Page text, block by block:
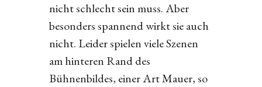
nicht schlecht sein muss. Aber
besonders spannend wirkt sie auch
nicht. Leider spielen viele Szenen
am hinteren Rand des
Bühnenbildes, einer Art Mauer, so